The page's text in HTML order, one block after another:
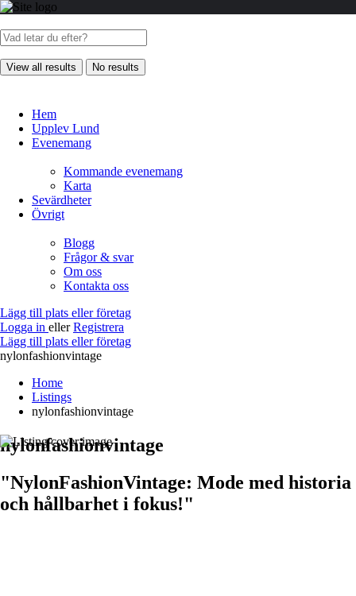
View all results No results
Hem
Upplev Lund
Evenemang
Kommande evenemang
Karta
Sevärdheter
Övrigt
Blogg
Frågor & svar
Om oss
Kontakta oss
Lägg till plats eller företag
Logga in eller Registrera
Lägg till plats eller företag
nylonfashionvintage
Home
Listings
nylonfashionvintage
nylonfashionvintage
"NylonFashionVintage: Mode med historia
och hållbarhet i fokus!"